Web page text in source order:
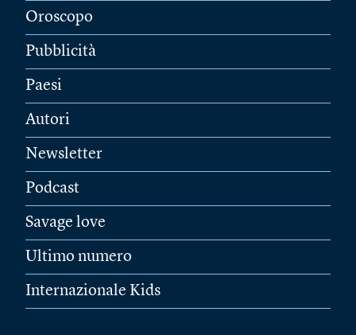
Oroscopo
Pubblicità
Paesi
Autori
Newsletter
Podcast
Savage love
Ultimo numero
Internazionale Kids